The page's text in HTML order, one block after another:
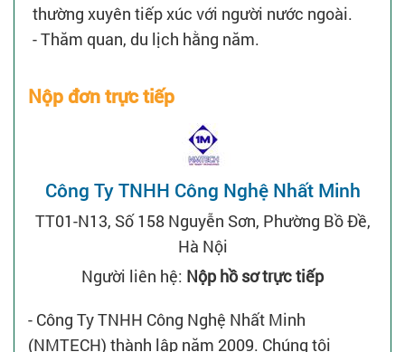
thường xuyên tiếp xúc với người nước ngoài.
- Thăm quan, du lịch hằng năm.
Nộp đơn trực tiếp
Công Ty TNHH Công Nghệ Nhất Minh
TT01-N13, Số 158 Nguyễn Sơn, Phường Bồ Đề,
Hà Nội
Người liên hệ: Nộp hồ sơ trực tiếp
- Công Ty TNHH Công Nghệ Nhất Minh
(NMTECH) thành lập năm 2009. Chúng tôi